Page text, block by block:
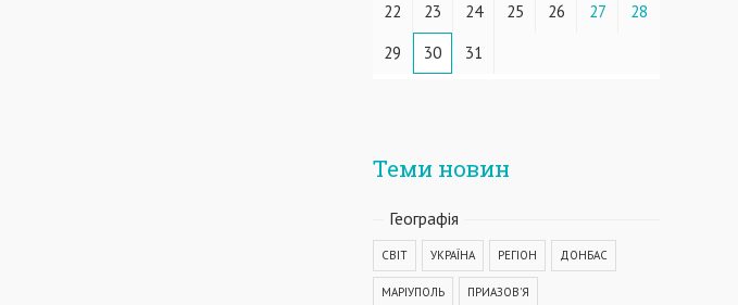
22
23 24 25 26 27
28
29
30 31
Теми новин
Географiя
СВІТ УКРАЇНА РЕГІОН ДОНБАС
МАРІУПОЛЬ ПРИАЗОВ'Я